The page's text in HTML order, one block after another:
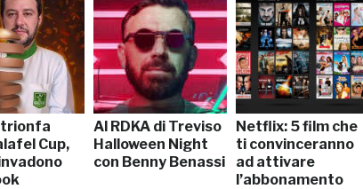
trionfa
Cup,
Al RDKA di Treviso
Halloween Night
con Benny Benassi
Netflix: 5 film che
ti convinceranno
ad attivare
l’abbonamento